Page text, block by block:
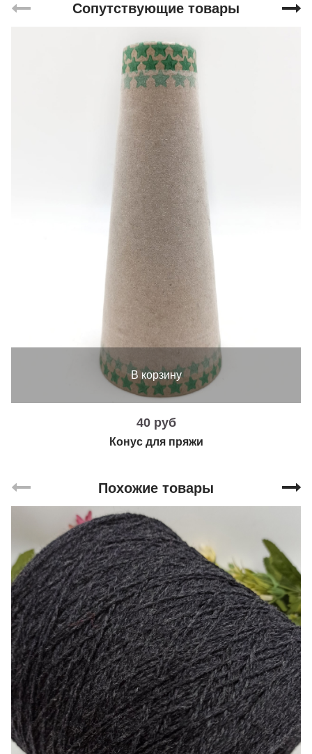
Сопутствующие товары
В корзину
40 руб
Конус для пряжи
Похожие товары